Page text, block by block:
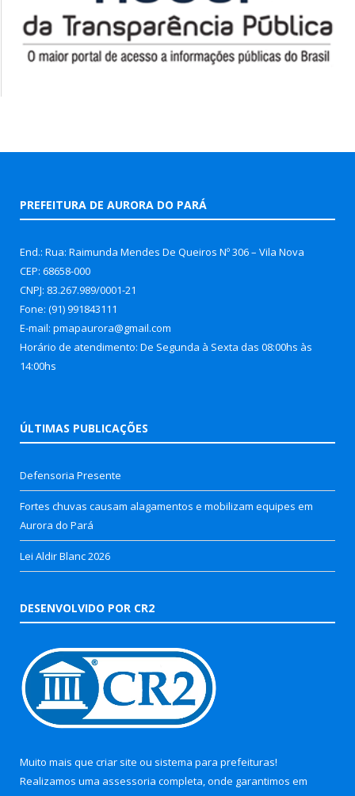
PREFEITURA DE AURORA DO PARÁ
End.: Rua: Raimunda Mendes De Queiros Nº 306 – Vila Nova
CEP: 68658-000
CNPJ: 83.267.989/0001-21
Fone: (91) 991843111
E-mail: pmapaurora@gmail.com
Horário de atendimento: De Segunda à Sexta das 08:00hs às
14:00hs
ÚLTIMAS PUBLICAÇÕES
Defensoria Presente
Fortes chuvas causam alagamentos e mobilizam equipes em
Aurora do Pará
Lei Aldir Blanc 2026
DESENVOLVIDO POR CR2
Muito mais que criar site ou sistema para prefeituras!
Realizamos uma assessoria completa, onde garantimos em